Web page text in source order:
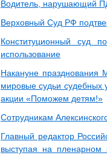
Водитель, нарушающий
Верховный Суд РФ
Конституционный суд
использование
Накануне празднования
мировые судьи судебных
акции «Поможем детям!»
Сотрудникам
Главный редактор
выступая на пленарном